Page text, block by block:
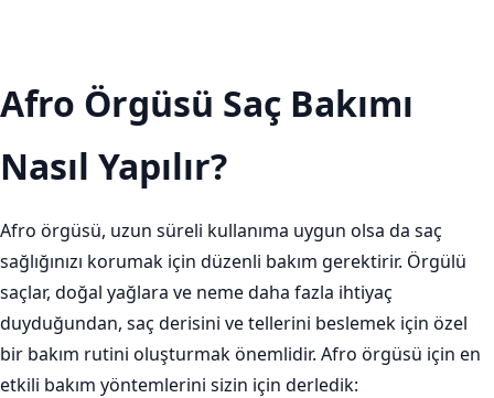
Afro Örgüsü Saç Bakımı
Nasıl Yapılır?
Afro örgüsü, uzun süreli kullanıma uygun olsa da saç
sağlığınızı korumak için düzenli bakım gerektirir. Örgülü
saçlar, doğal yağlara ve neme daha fazla ihtiyaç
duyduğundan, saç derisini ve tellerini beslemek için özel
bir bakım rutini oluşturmak önemlidir. Afro örgüsü için en
etkili bakım yöntemlerini sizin için derledik: